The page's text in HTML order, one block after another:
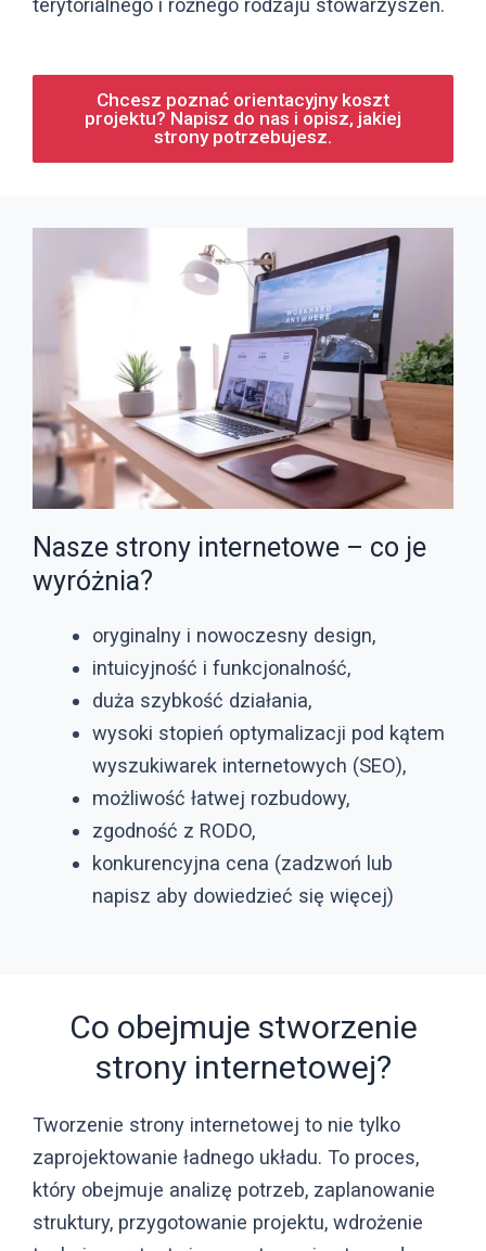
terytorialnego i różnego rodzaju stowarzyszeń.
Chcesz poznać orientacyjny koszt
projektu? Napisz do nas i opisz, jakiej
strony potrzebujesz.
Nasze strony internetowe – co je
wyróżnia?
oryginalny i nowoczesny design,
intuicyjność i funkcjonalność,
duża szybkość działania,
wysoki stopień optymalizacji pod kątem
wyszukiwarek internetowych (SEO),
możliwość łatwej rozbudowy,
zgodność z RODO,
konkurencyjna cena (zadzwoń lub
napisz aby dowiedzieć się więcej)
Co obejmuje stworzenie
strony internetowej?
Tworzenie strony internetowej to nie tylko
zaprojektowanie ładnego układu. To proces,
który obejmuje analizę potrzeb, zaplanowanie
struktury, przygotowanie projektu, wdrożenie